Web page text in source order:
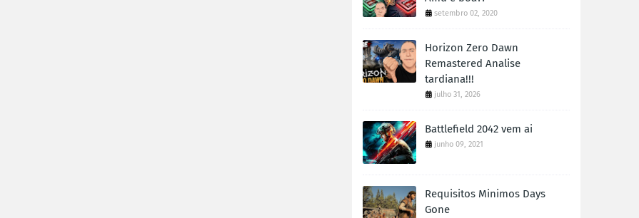
setembro 02, 2020
Horizon Zero Dawn
Remastered Analise
tardiana!!!
julho 31, 2026
Battlefield 2042 vem ai
junho 09, 2021
Requisitos Minimos Days
Gone